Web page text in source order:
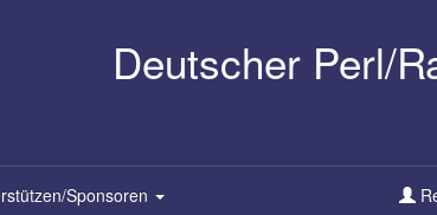
Deutscher Perl/
Sponsoren